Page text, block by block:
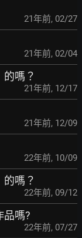
21年前, 02/27
21年前, 02/04
的嗎？
21年前, 12/17
21年前, 12/09
22年前, 10/09
的嗎？
22年前, 09/12
品嗎?
22年前, 07/27